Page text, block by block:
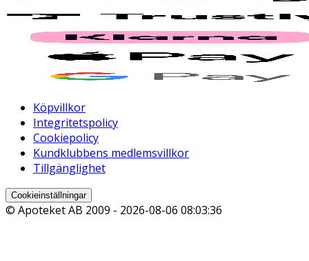
Köpvillkor
Integritetspolicy
Cookiepolicy
Kundklubbens medlemsvillkor
Tillgänglighet
Cookieinställningar
© Apoteket AB 2009 - 2026-08-06 08:03:36